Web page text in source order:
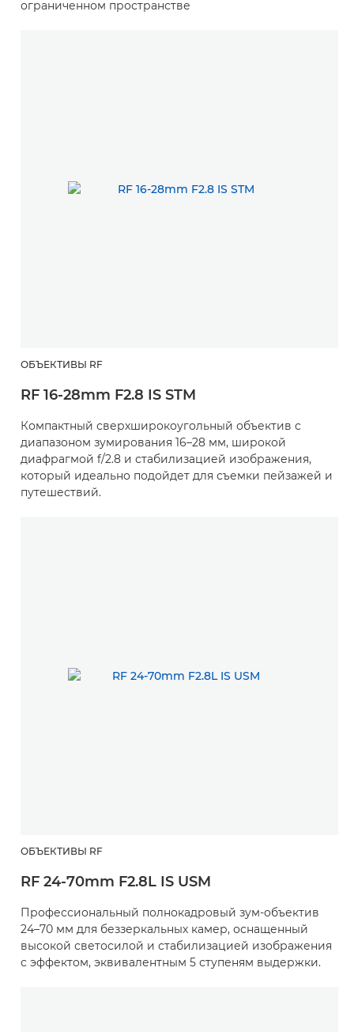
ограниченном пространстве
ОБЪЕКТИВЫ RF
RF 16-28mm F2.8 IS STM
Компактный сверхширокоугольный объектив с
диапазоном зумирования 16–28 мм, широкой
диафрагмой f/2.8 и стабилизацией изображения,
который идеально подойдет для съемки пейзажей и
путешествий.
ОБЪЕКТИВЫ RF
RF 24-70mm F2.8L IS USM
Профессиональный полнокадровый зум-объектив
24–70 мм для беззеркальных камер, оснащенный
высокой светосилой и стабилизацией изображения
с эффектом, эквивалентным 5 ступеням выдержки.